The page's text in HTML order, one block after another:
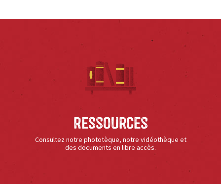
Ressources
Consultez notre phototèque, notre vidéothèque et
des documents en libre accès.